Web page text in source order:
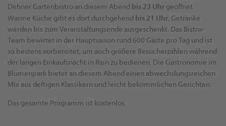
Dehner Gartenbistro an diesem Abend bis 23 Uhr geöffnet.
Warme Küche gibt es dort durchgehend bis 21 Uhr, Getränke
werden bis zum Veranstaltungsende ausgeschenkt. Das Bistro-
Team bewirtet in der Hauptsaison rund 600 Gäste pro Tag und ist
so bestens vorbereitet, um auch größere Besucherzahlen während
der langen Einkaufsnacht in Rain zu bedienen. Die Gastronomie im
Blumenpark bietet an diesem Abend einen abwechslungsreichen
Mix aus deftigen Klassikern und leicht bekömmlichen Gerichten.
Das gesamte Programm ist kostenlos.